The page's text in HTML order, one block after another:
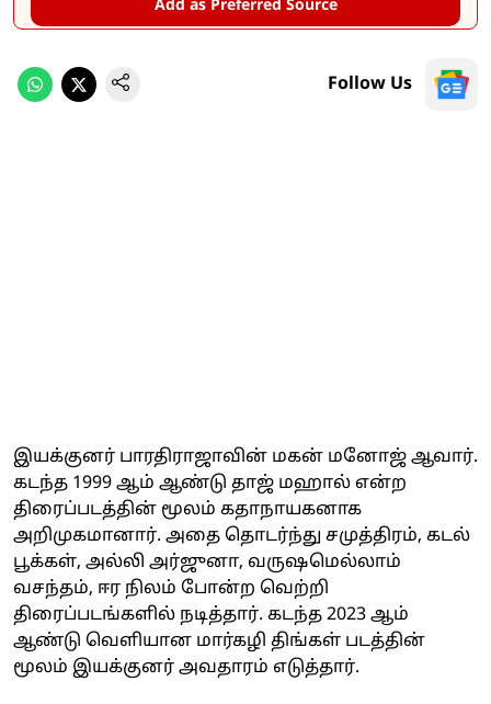
Add as Preferred Source
Follow Us
இயக்குனர் பாரதிராஜாவின் மகன் மனோஜ் ஆவார்.
கடந்த 1999 ஆம் ஆண்டு தாஜ் மஹால் என்ற
திரைப்படத்தின் மூலம் கதாநாயகனாக
அறிமுகமானார். அதை தொடர்ந்து சமுத்திரம், கடல்
பூக்கள், அல்லி அர்ஜுனா, வருஷமெல்லாம்
வசந்தம், ஈர நிலம் போன்ற வெற்றி
திரைப்படங்களில் நடித்தார். கடந்த 2023 ஆம்
ஆண்டு வெளியான மார்கழி திங்கள் படத்தின்
மூலம் இயக்குனர் அவதாரம் எடுத்தார்.